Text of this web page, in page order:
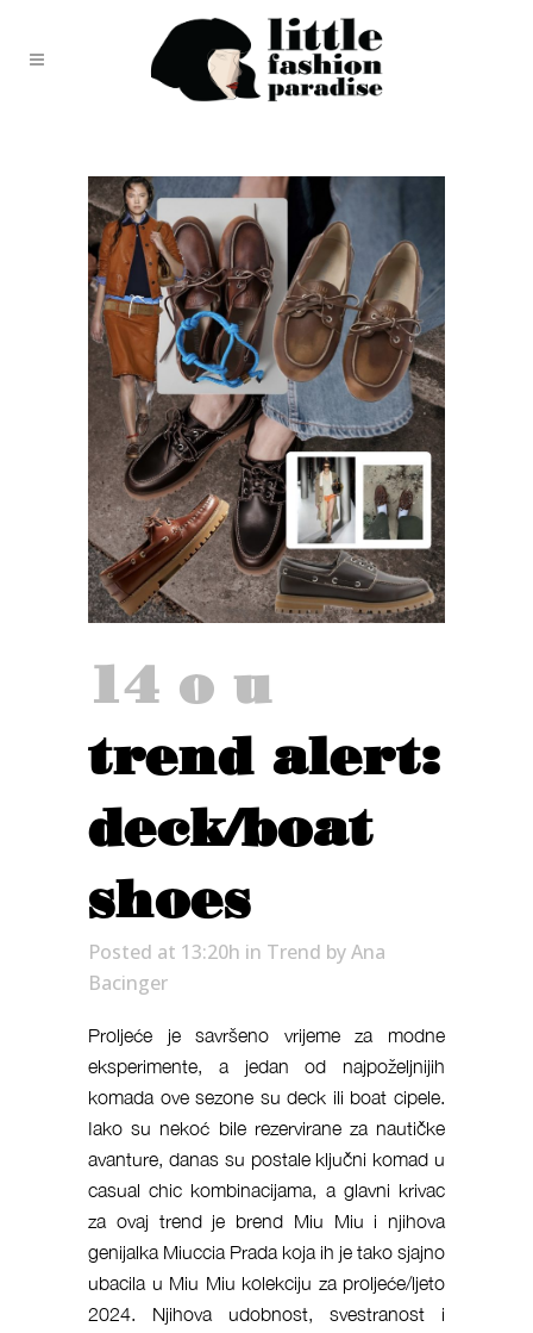
14 ožu
trend alert:
deck/boat
shoes
Posted at 13:20h in Trend byAna
Bacinger
Proljeće je savršeno vrijeme za modne
eksperimente, a jedan od najpoželjnijih
komada ove sezone su deck ili boat cipele.
Iako su nekoć bile rezervirane za nautičke
avanture, danas su postale ključni komad u
casual chic kombinacijama, a glavni krivac
za ovaj trend je brend Miu Miu i njihova
genijalka Miuccia Prada koja ih je tako sjajno
ubacila u Miu Miu kolekciju za proljeće/ljeto
2024. Njihova udobnost, svestranost i